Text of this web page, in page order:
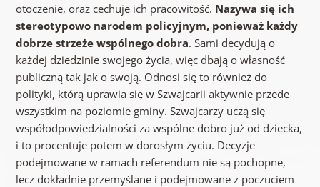
otoczenie, oraz cechuje ich pracowitość. Nazywa się ich
stereotypowo narodem policyjnym, ponieważ każdy
dobrze strzeże wspólnego dobra. Sami decydują o
każdej dziedzinie swojego życia, więc dbają o własność
publiczną tak jak o swoją. Odnosi się to również do
polityki, którą uprawia się w Szwajcarii aktywnie przede
wszystkim na poziomie gminy. Szwajcarzy uczą się
współodpowiedzialności za wspólne dobro już od dziecka,
i to procentuje potem w dorosłym życiu. Decyzje
podejmowane w ramach referendum nie są pochopne,
lecz dokładnie przemyślane i podejmowane z poczuciem